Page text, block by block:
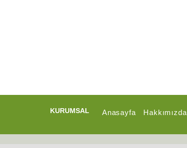
KURUMSAL Anasayfa Hakkımızda